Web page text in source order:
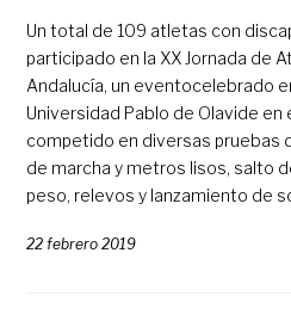
Un total de 109 atletas con
participado en la XX Jornada de
Andalucía, un eventocelebrado
Universidad Pablo de Olavide
competido en diversas pruebas
de marcha y metros lisos, salto
peso, relevos y lanzamiento de
22 febrero 2019